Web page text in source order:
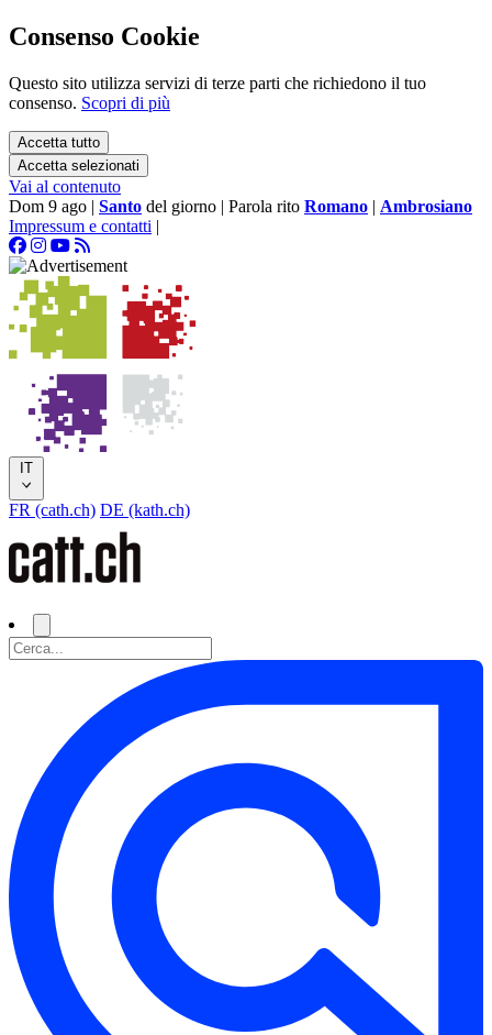
Consenso Cookie
Questo sito utilizza servizi di terze parti che richiedono il tuo
consenso. Scopri di più
Accetta tutto
Accetta selezionati
Vai al contenuto
Dom 9 ago | Santo del giorno | Parola rito Romano | Ambrosiano
Impressum e contatti |
IT
FR (cath.ch) DE (kath.ch)